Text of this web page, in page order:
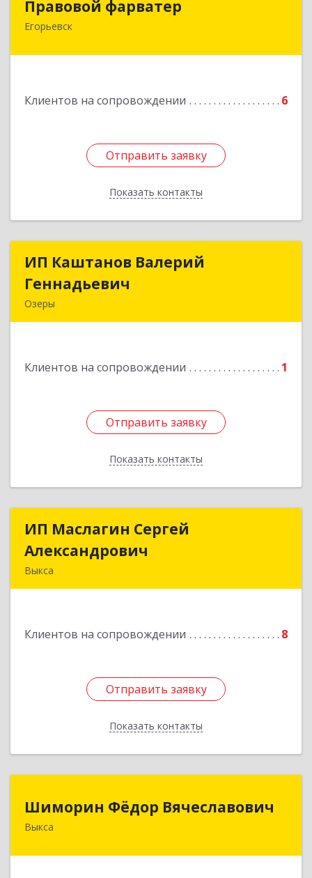
Правовой фарватер
Егорьевск
Клиентов на сопровождении 6
Отправить заявку
Показать контакты
Отправить заявку
Назад
ИП Каштанов Валерий
Геннадьевич
Озеры
Клиентов на сопровождении 1
Отправить заявку
Показать контакты
ИП Каштанов Валерий
Подробнее
Отправить заявку
Назад
ИП Маслагин Сергей
Александрович
Выкса
Клиентов на сопровождении 8
Отправить заявку
Показать контакты
ИП Маслагин Сергей
Подробнее
Отправить заявку
Назад
Шиморин Фёдор Вячеславович
Выкса
Шиморин Фёдор Вячеславович